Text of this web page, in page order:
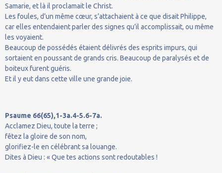
Samarie, et là il proclamait le Christ.
Les foules, d’un même cœur, s’attachaient à ce que disait Philippe,
car elles entendaient parler des signes qu’il accomplissait, ou même
les voyaient.
Beaucoup de possédés étaient délivrés des esprits impurs, qui
sortaient en poussant de grands cris. Beaucoup de paralysés et de
boiteux furent guéris.
Et il y eut dans cette ville une grande joie.
Psaume 66(65),1-3a.4-5.6-7a.
Acclamez Dieu, toute la terre ;
fêtez la gloire de son nom,
glorifiez-le en célébrant sa louange.
Dites à Dieu : « Que tes actions sont redoutables !